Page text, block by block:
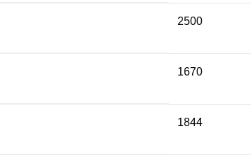
2500
1670
1844